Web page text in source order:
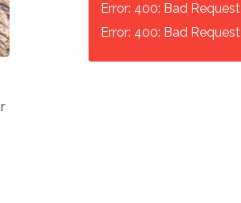
Error: 400: Bad Request
Error: 400: Bad Request